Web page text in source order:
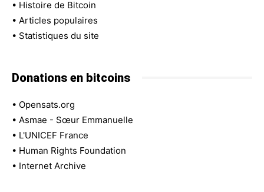
• Histoire de Bitcoin
• Articles populaires
• Statistiques du site
Donations en bitcoins
• Opensats.org
• Asmae - Sœur Emmanuelle
• L'UNICEF France
• Human Rights Foundation
• Internet Archive